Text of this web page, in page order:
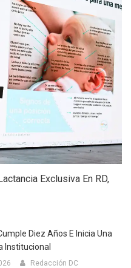
Exclusiva En RD,
Diez Años E Inicia Una
Institucional
Redacción DC